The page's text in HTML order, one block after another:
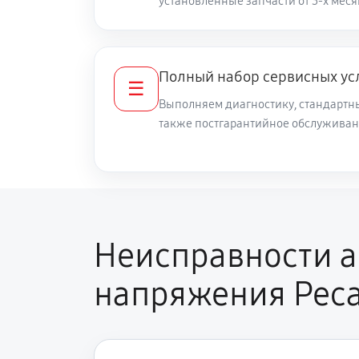
Ремонт системы автоматической
Замена микросхемы стабилизации
☰
Полный набор сервисных
Выполняем диагностику,
также постгарантийное
Неисправности
напряжения